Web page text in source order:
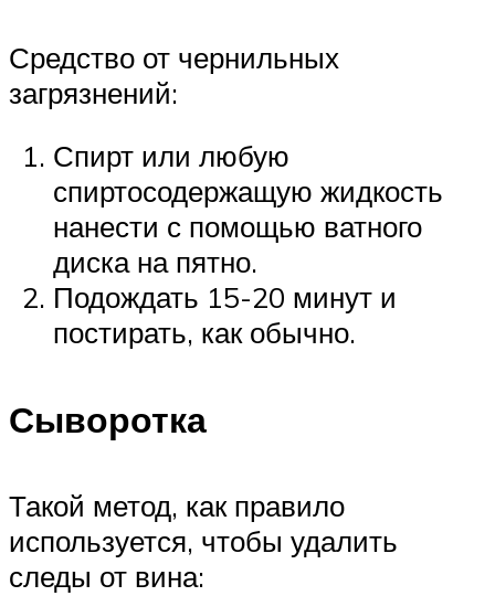
Средство от чернильных
загрязнений:
Спирт или любую
спиртосодержащую жидкость
нанести с помощью ватного
диска на пятно.
Подождать 15-20 минут и
постирать, как обычно.
Сыворотка
Такой метод, как правило
используется, чтобы удалить
следы от вина: